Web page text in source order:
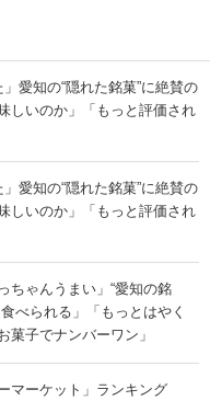
愛知の“隠れた銘菓”に絶賛の
いのか」「もっと評価され
愛知の“隠れた銘菓”に絶賛の
いのか」「もっと評価され
ちゃんうまい」“愛知の銘
べられる」「もっとはやく
菓子でナンバーワン」
マーケット」ランキング